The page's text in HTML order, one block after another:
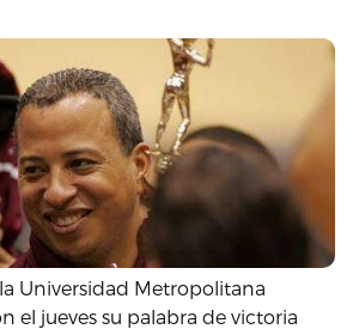
Universidad Metropolitana
el jueves su palabra de victoria